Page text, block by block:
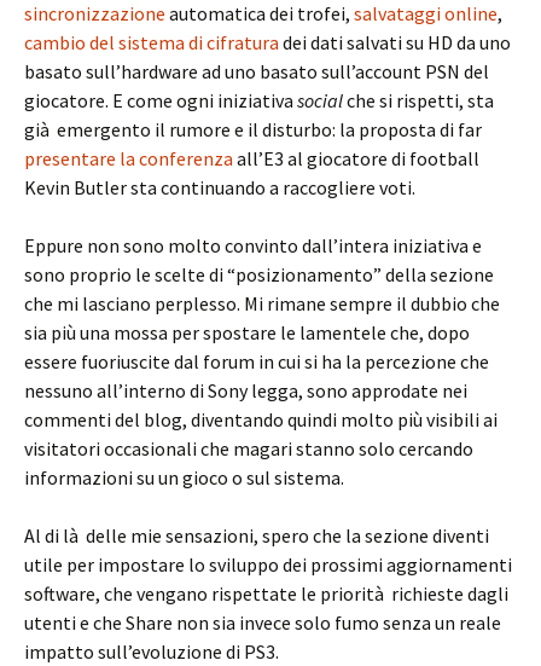
sincronizzazione automatica dei trofei, salvataggi online,
cambio del sistema di cifratura dei dati salvati su HD da uno
basato sull’hardware ad uno basato sull’account PSN del
giocatore. E come ogni iniziativa socialche si rispetti, sta
già emergento il rumore e il disturbo: la proposta di far
presentare la conferenza all’E3 al giocatore di football
Kevin Butler sta continuando a raccogliere voti.
Eppure non sono molto convinto dall’intera iniziativa e
sono proprio le scelte di “posizionamento” della sezione
che mi lasciano perplesso. Mi rimane sempre il dubbio che
sia più una mossa per spostare le lamentele che, dopo
essere fuoriuscite dal forum in cui si ha la percezione che
nessuno all’interno di Sony legga, sono approdate nei
commenti del blog, diventando quindi molto più visibili ai
visitatori occasionali che magari stanno solo cercando
informazioni su un gioco o sul sistema.
Al di là delle mie sensazioni, spero che la sezione diventi
utile per impostare lo sviluppo dei prossimi aggiornamenti
software, che vengano rispettate le priorità richieste dagli
utenti e che Share non sia invece solo fumo senza un reale
impatto sull’evoluzione di PS3.